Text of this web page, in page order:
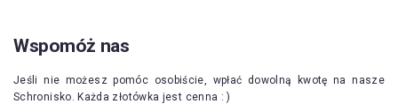
Wspomóż nas
Jeśli nie możesz pomóc osobiście, wpłać dowolną kwotę na nasze
Schronisko. Każda złotówka jest cenna : )